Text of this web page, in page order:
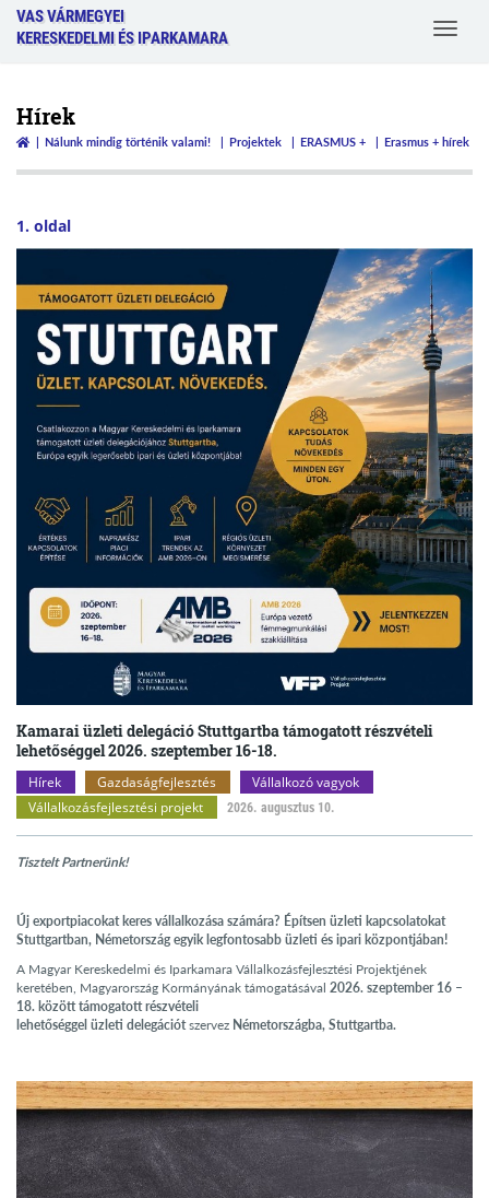
VAS VÁRMEGYEI
KERESKEDELMI ÉS IPARKAMARA
Toggle
Hírek
Nálunk mindig történik valami! Projektek ERASMUS + Erasmus + hírek
1. oldal
Kamarai üzleti delegáció Stuttgartba támogatott részvételi
lehetőséggel 2026. szeptember 16-18.
Hírek Gazdaságfejlesztés
Vállalkozó vagyok
Vállalkozásfejlesztési projekt
2026. augusztus 10.
Tisztelt Partnerünk!
Új exportpiacokat keres vállalkozása számára? Építsen üzleti kapcsolatokat
Stuttgartban, Németország egyik legfontosabb üzleti és ipari központjában!
A Magyar Kereskedelmi és Iparkamara Vállalkozásfejlesztési Projektjének
keretében, Magyarország Kormányának támogatásával 2026. szeptember 16 –
18. között támogatott részvételi
lehetőséggel üzleti delegációtszervez Németországba, Stuttgartba.